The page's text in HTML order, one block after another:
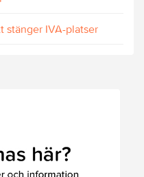
stänger IVA-platser